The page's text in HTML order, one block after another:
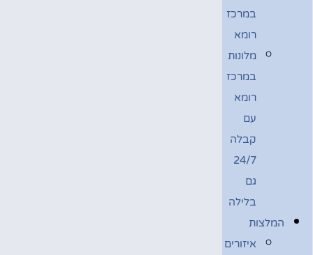
במרכז
רומא
מלונות
במרכז
רומא
עם
קבלה
24/7
גם
בלילה
המלצות
איזורים